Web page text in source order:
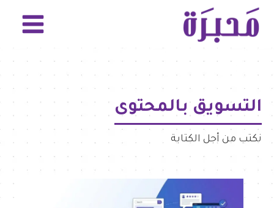
التسويق بالمحتوى
نكتب من أجل الكتابة